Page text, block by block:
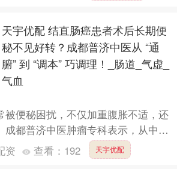
天宇优配 结直肠癌患者术后长期便
秘不见好转？成都普济中医从 “通
腑” 到 “调本” 巧调理！_肠道_气虚_
气血
被便秘困扰，不仅加重腹胀不适，还
成都普济中医肿瘤专科表示，从中医
单纯 “肠道不通”，多与气血亏虚、
资 查看： 192 天宇优配